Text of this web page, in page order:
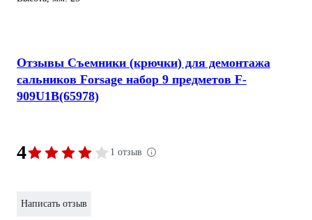
Отзывы Съемники (крючки) для демонтажа
сальников Forsage набор 9 предметов F-
909U1B(65978)
4 1 отзыв
Написать отзыв